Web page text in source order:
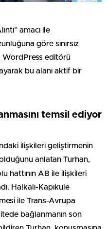
amacı ile
göre sınırsız
WordPress editörü
bu alanı aktif bir
temsil ediyor
ilişkileri geliştirmenin
anlatan Turhan,
hattının AB ile ilişkileri
Halkalı-Kapıkule
ile Trans-Avrupa
bağlanmanın son